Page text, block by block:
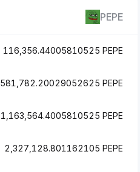
PEPE
116,356.44005810525 PEPE
581,782.20029052625 PEPE
1,163,564.4005810525 PEPE
2,327,128.801162105 PEPE